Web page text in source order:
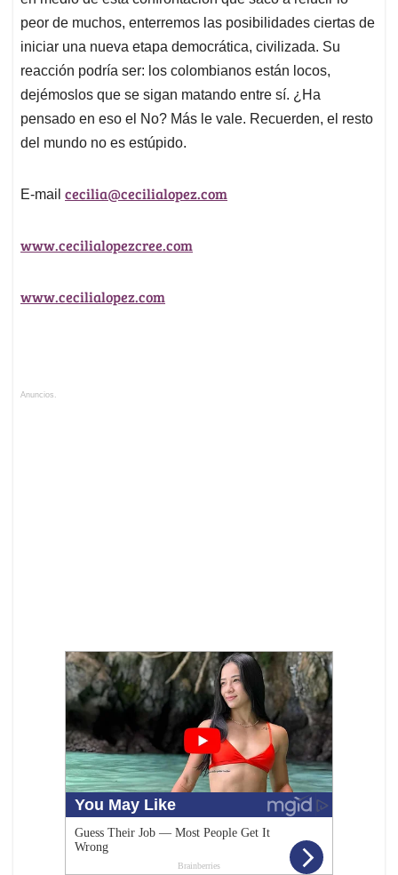
peor de muchos, enterremos las posibilidades ciertas de
iniciar una nueva etapa democrática, civilizada. Su
reacción podría ser: los colombianos están locos,
dejémoslos que se sigan matando entre sí. ¿Ha
pensado en eso el No? Más le vale. Recuerden, el resto
del mundo no es estúpido.
E-mail cecilia@cecilialopez.com
www.cecilialopezcree.com
www.cecilialopez.com
Anuncios.